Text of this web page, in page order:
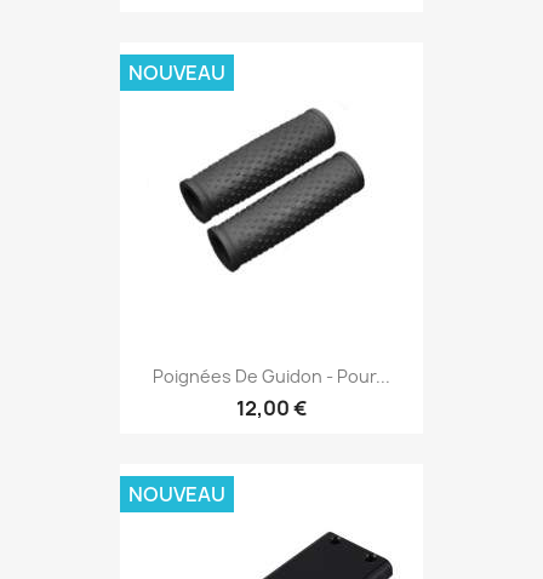
Poignées De Guidon - Pour...
12,00 €
NOUVEAU
NOUVEAU